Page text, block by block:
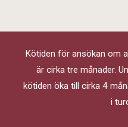
Kötiden för ansökan om
är cirka tre månader.
kötiden öka till cirka 4
i